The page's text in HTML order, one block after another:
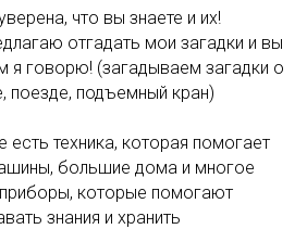
что вы знаете и их!
отгадать мои загадки и вы
я говорю! (загадываем загадки о
поезде, подъемный кран)
есть техника, которая помогает
большие дома и многое
которые помогают
знания и хранить